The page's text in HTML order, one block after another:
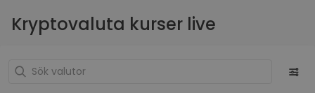
Kryptovaluta kurser live